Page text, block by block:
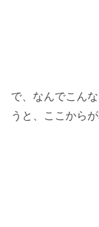
で、なんでこん
うと、ここから